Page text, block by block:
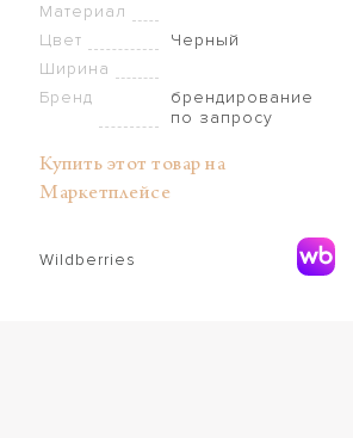
Материал
Цвет
Черный
Ширина
Бренд
брендирование
по запросу
Купить этот товар на
Маркетплейсе
Wildberries